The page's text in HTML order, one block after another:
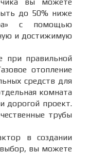
до 50% ниже
с помощью
и достижимую
при правильной
отопление
средств для
комната
дорогой проект.
трубы
в создании
вы можете